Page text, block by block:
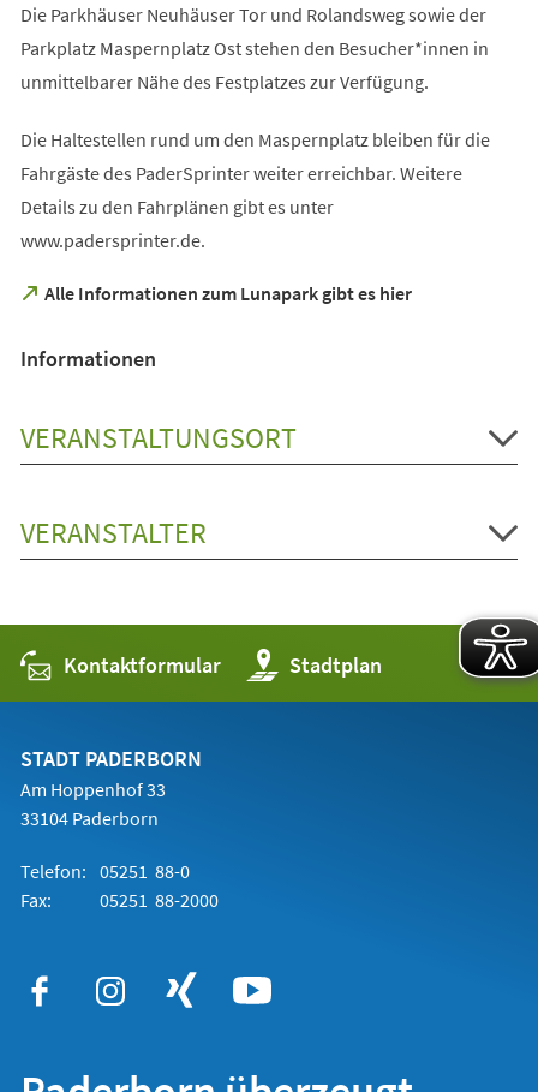
Die Parkhäuser Neuhäuser Tor und Rolandsweg sowie der
Parkplatz Maspernplatz Ost stehen den Besucher*innen in
unmittelbarer Nähe des Festplatzes zur Verfügung.
Die Haltestellen rund um den Maspernplatz bleiben für die
Fahrgäste des PaderSprinter weiter erreichbar. Weitere
Details zu den Fahrplänen gibt es unter
www.padersprinter.de.
Alle Informationen zum Lunapark gibt es hier
(Öffnet
neuen
Informationen
VERANSTALTUNGSORT
VERANSTALTER
Kontaktformular Stadtplan
(Öffnet
in
einem
STADT PADERBORN
Am Hoppenhof 33
33104 Paderborn
Telefon: 05251 88-0
Fax:
05251 88-2000